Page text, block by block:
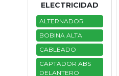
ELECTRICIDAD
ALTERNADOR
BOBINA ALTA
CABLEADO
CAPTADOR ABS
DELANTERO